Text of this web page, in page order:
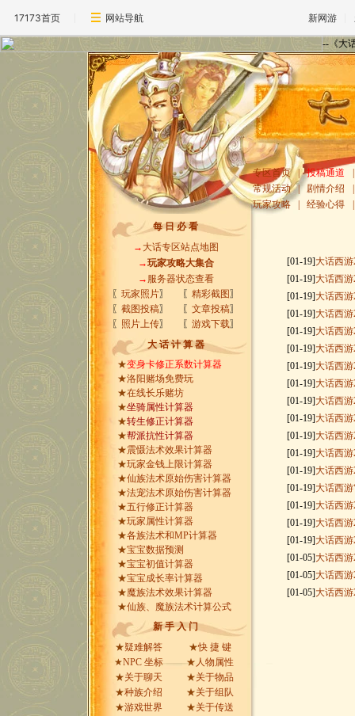
17173首页 网站导航 新网游
--《大
专区首页 投稿通道
常规活动
剧情介绍
玩家攻略
经验心得
每 日 必 看
→ 大话专区站点地图
→玩家攻略大集合
→ 服务器状态查看
〖玩家照片〗 〖精彩截图 〗
〖截图投稿〗 〖文章投稿〗
〖 照片上传〗 〖游戏下载〗
大 话 计 算 器
★变身卡修正系数计算器
★洛阳赌场免费玩
★在线长乐赌坊
★坐骑属性计算器
★转生修正计算器
★帮派抗性计算器
★震慑法术效果计算器
★玩家金钱上限计算器
★仙族法术原始伤害计算器
★法宠法术原始伤害计算器
★五行修正计算器
★玩家属性计算器
★各族法术和MP计算器
★宝宝数据预测
★宝宝初值计算器
★宝宝成长率计算器
★魔族法术效果计算器
★仙族、魔族法术计算公式
新 手 入 门
★疑难解答 ★快 捷 键
★NPC 坐标 ★ 人物属性
★关于聊天 ★关于物品
★种族介绍 ★关于组队
★游戏世界 ★关于传送
[01-19]大话西
[01-19]大话西
[01-19]大话西
[01-19]大话西
[01-19]大话西
[01-19]大话西
[01-19]大话西
[01-19]大话西
[01-19]大话西
[01-19]大话西
[01-19]大话西
[01-19]大话西
[01-19]大话西
[01-19]大话西
[01-19]大话西
[01-19]大话西
[01-19]大话西
[01-05]大话西
[01-05]大话西
[01-05]大话西